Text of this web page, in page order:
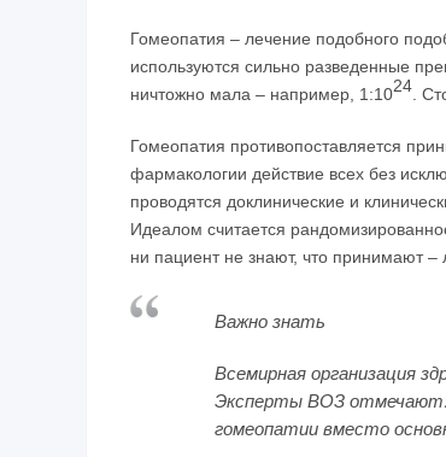
Гомеопатия – лечение подобного
используются сильно разведенные
ничтожно мала – например, 1:1024 .
Гомеопатия противопоставляется
фармакологии действие всех без
проводятся доклинические и
Идеалом считается
ни пациент не знают, что принимают –
Важно знать
Всемирная организация
Эксперты ВОЗ отмечают:
гомеопатии вместо